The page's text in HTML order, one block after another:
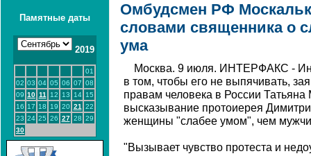
Памятные даты
2019
01
02 03 04 05 06 07 08
09 10 11 12 13 14 15
16 17 18 19 20 21
22
23 24 25 26 27 28 29
30
Омбудсмен РФ
словами священника о
ума
Москва. 9 июля. ИНТЕРФАКС -
в том, чтобы его не выпячивать,
правам человека в России
высказывание протоиерея
женщины "слабее умом", чем
"Вызывает чувство протеста и